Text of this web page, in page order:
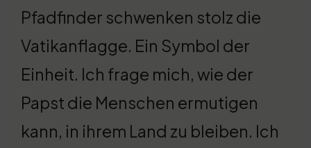
Pfadfinder schwenken stolz die
Vatikanflagge. Ein Symbol der
Einheit. Ich frage mich, wie der
Papst die Menschen ermutigen
kann, in ihrem Land zu bleiben. Ich